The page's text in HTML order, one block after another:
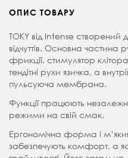
ОПИС ТОВАРУ
TOKY від Intense створений
відчуттів. Основна частина
фрикції, стимулятор
тендітні рухи язичка, а
пульсуюча мембрана.
Функції працюють
режими на свій смак.
Ергономічна форма і
забезпечують комфорт, а